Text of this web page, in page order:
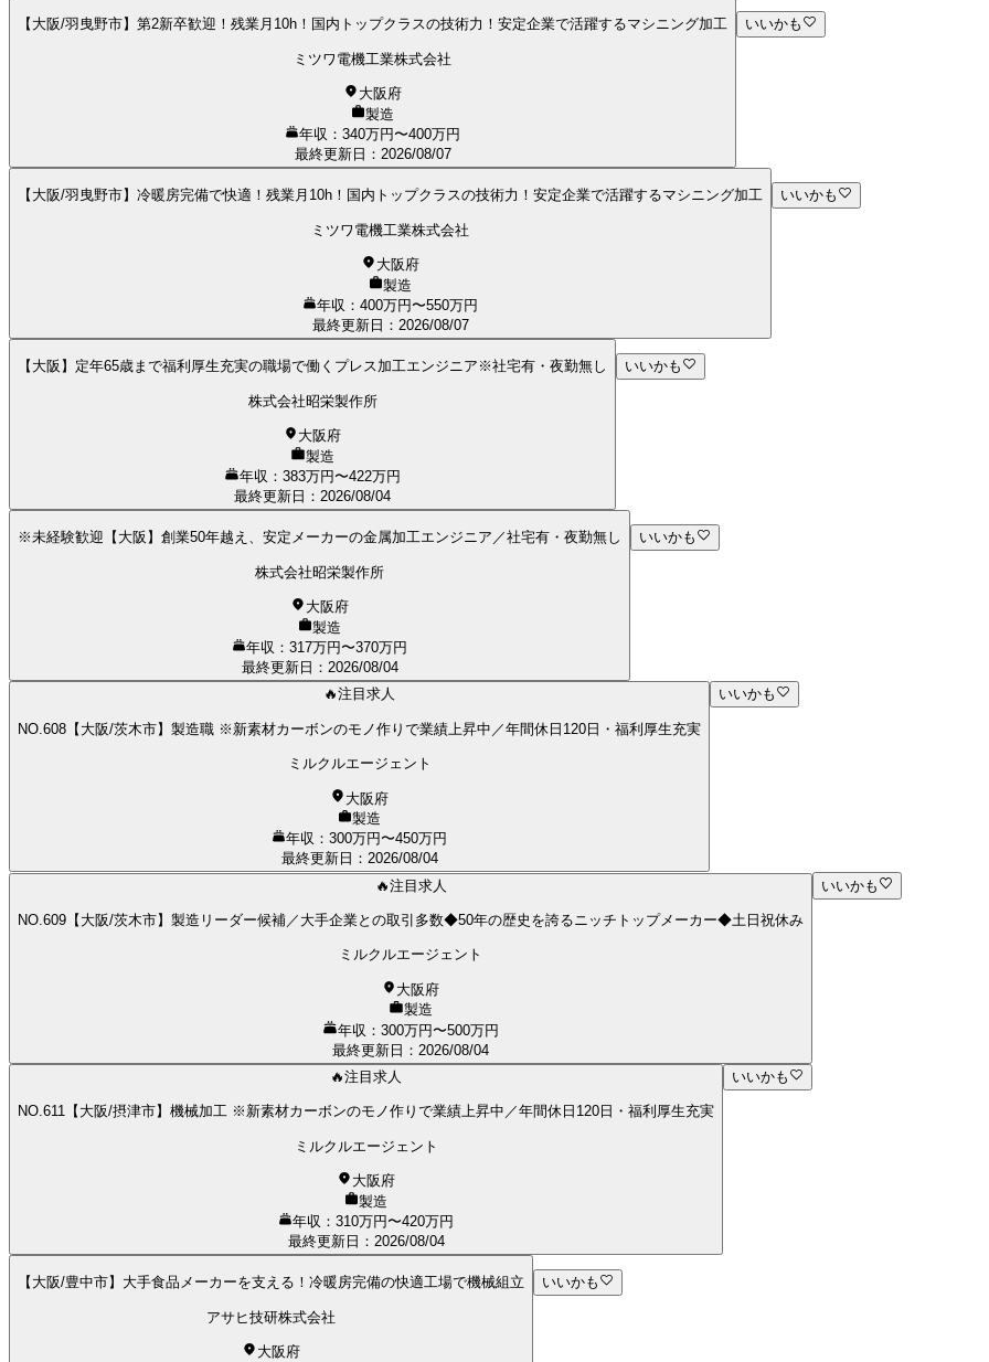
【大阪/羽曳野市】第2新卒歓迎！残業月10h！国内トップクラスの技術力！安定企業で活躍するマシニング加工
ミツワ電機工業株式会社
大阪府
製造
年収：340万円〜400万円
最終更新日 ： 2026/08/07
いいかも
【大阪/羽曳野市】冷暖房完備で快適！残業月10h！国内トップクラスの技術力！安定企業で活躍するマシニング加工
ミツワ電機工業株式会社
大阪府
製造
年収：400万円〜550万円
最終更新日 ： 2026/08/07
いいかも
【大阪】定年65歳まで福利厚生充実の職場で働くプレス加工エンジニア※社宅有・夜勤無し
株式会社昭栄製作所
大阪府
製造
年収：383万円〜422万円
最終更新日 ： 2026/08/04
いいかも
※未経験歓迎【大阪】創業50年越え、安定メーカーの金属加工エンジニア／社宅有・夜勤無し
株式会社昭栄製作所
大阪府
製造
年収：317万円〜370万円
最終更新日 ： 2026/08/04
いいかも
🔥注目求人
NO.608【大阪/茨木市】製造職 ※新素材カーボンのモノ作りで業績上昇中／年間休日120日・福利厚生充実
ミルクルエージェント
大阪府
製造
年収：300万円〜450万円
最終更新日 ： 2026/08/04
いいかも
🔥注目求人
NO.609【大阪/茨木市】製造リーダー候補／大手企業との取引多数◆50年の歴史を誇るニッチトップメーカー◆土日祝休み
ミルクルエージェント
大阪府
製造
年収：300万円〜500万円
最終更新日 ： 2026/08/04
いいかも
🔥注目求人
NO.611【大阪/摂津市】機械加工 ※新素材カーボンのモノ作りで業績上昇中／年間休日120日・福利厚生充実
ミルクルエージェント
大阪府
製造
年収：310万円〜420万円
最終更新日 ： 2026/08/04
いいかも
【大阪/豊中市】大手食品メーカーを支える！冷暖房完備の快適工場で機械組立
アサヒ技研株式会社
大阪府
いいかも